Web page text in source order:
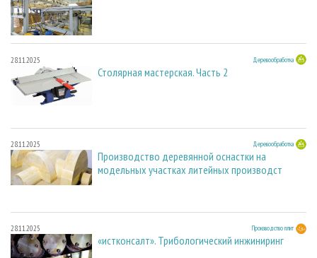
28.11.2025 Деревообработка
Столярная мастерская. Часть 2
28.11.2025 Деревообработка
Производство деревянной оснастки на
модельных участках литейных производст
28.11.2025 Производство плит
«истконсалт». Трибологический инжиниринг